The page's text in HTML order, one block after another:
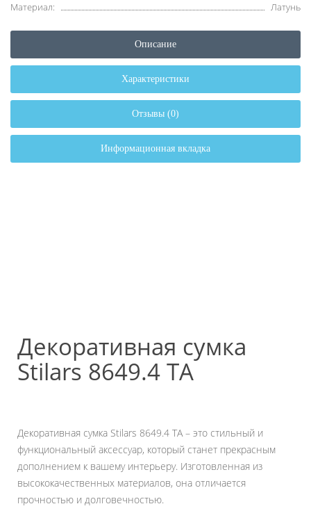
Материал:
Латунь
Описание
Характеристики
Отзывы (0)
Информационная вкладка
Декоративная сумка
Stilars 8649.4 TA
Декоративная сумка Stilars 8649.4 TA – это стильный и
функциональный аксессуар, который станет прекрасным
дополнением к вашему интерьеру. Изготовленная из
высококачественных материалов, она отличается
прочностью и долговечностью.